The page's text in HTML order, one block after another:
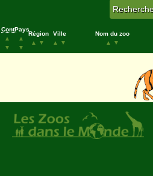
Cont.
▲
▼
Pays
▲
▼
Région
▲
▼
Ville
▲
▼
Nom du zoo
▲
▼